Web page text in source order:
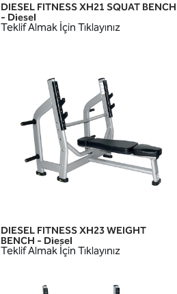
HIZLI GÖRÜNÜM
DIESEL FITNESS XH21 SQUAT BENCH
- Diesel
Teklif Almak İçin Tıklayınız
HIZLI GÖRÜNÜM
DIESEL FITNESS XH23 WEIGHT
BENCH - Diesel
Teklif Almak İçin Tıklayınız